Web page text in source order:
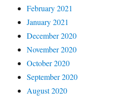
February 2021
January 2021
December 2020
November 2020
October 2020
September 2020
August 2020